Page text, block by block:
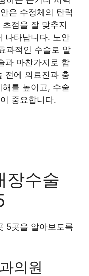
은 수정체의 탄력
점을 잘 맞추지
나타납니다. 노안
과적인 수술로 알
과 마찬가지로 합
전에 의료진과 충
를 높이고, 수술
중요합니다.
장수술
5곳을 알아보도록
의원